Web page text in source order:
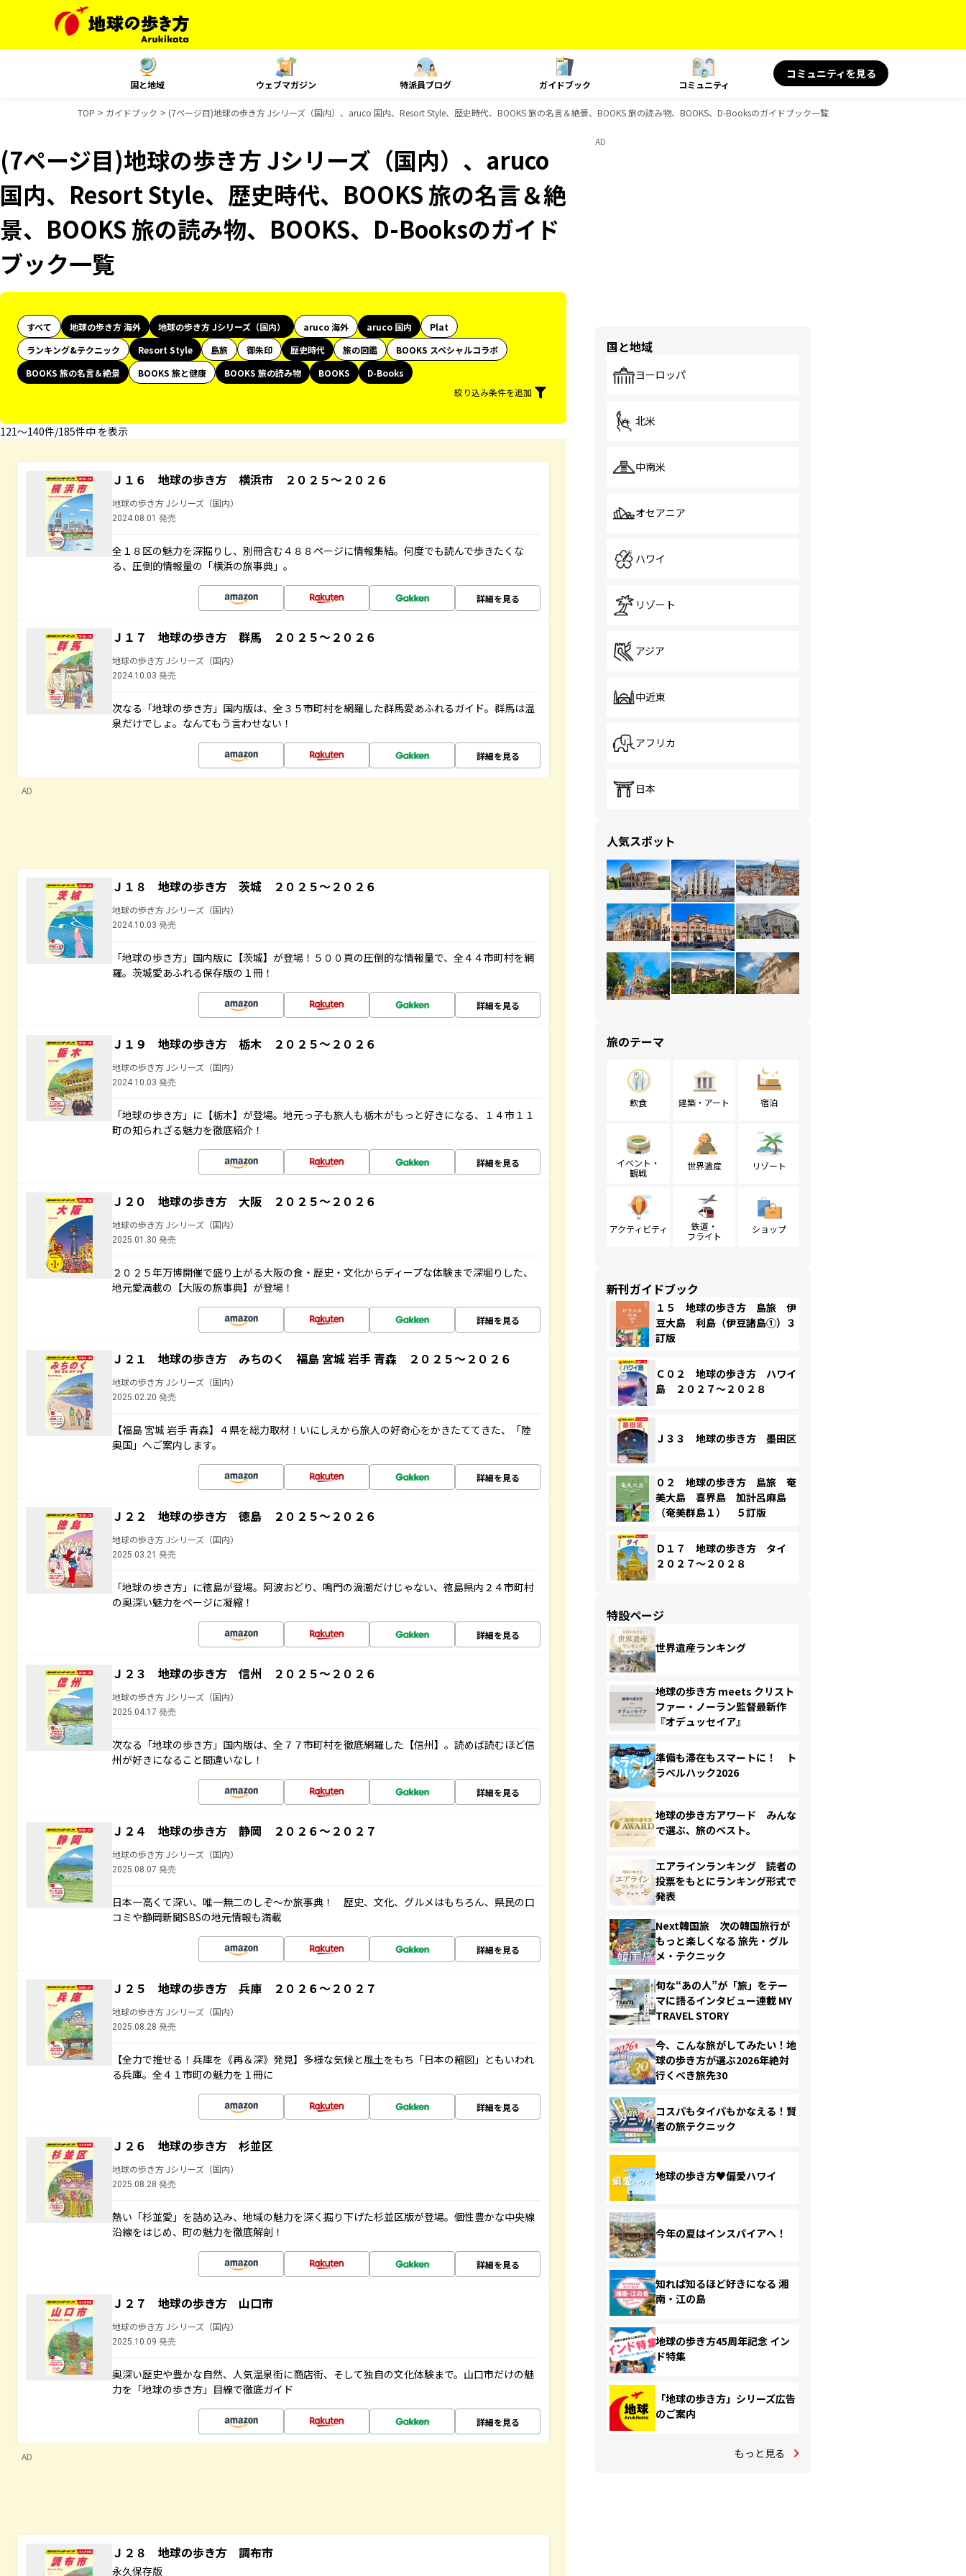
国と地域 ウェブマガジン 特派員ブログ ガイドブック コミュニティ
コミュニティを見る
TOP ガイドブック (7ページ目)地球の歩き方 Jシリーズ（国内）、aruco 国内、Resort Style、歴史時代、BOOKS 旅の名言＆絶景、BOOKS 旅の読み物、BOOKS、D-Booksのガイドブック一覧
(7ページ目)地球の歩き方 Jシリーズ（国内）、aruco
国内、Resort Style、歴史時代、BOOKS 旅の名言＆絶
景、BOOKS 旅の読み物、BOOKS、D-Booksのガイド
ブック一覧
すべて 地球の歩き方 海外 地球の歩き方 Jシリーズ（国内） aruco 海外 aruco 国内
Plat
ランキング&テクニック
Resort Style 島旅 御朱印 歴史時代 旅の図鑑
BOOKS スペシャルコラボ
BOOKS 旅の名言＆絶景
BOOKS 旅と健康 BOOKS 旅の読み物 BOOKS
D-Books
絞り込み条件を追加
121〜140件/185件中 を表示
Ｊ１６ 地球の歩き方 横浜市 ２０２５～２０２６
地球の歩き方 Jシリーズ（国内）
2024.08.01 発売
全１８区の魅力を深掘りし、別冊含む４８８ページに情報集結。何度でも読んで歩きたくな
る、圧倒的情報量の「横浜の旅事典」。
詳細を見る
Ｊ１７ 地球の歩き方 群馬 ２０２５～２０２６
地球の歩き方 Jシリーズ（国内）
2024.10.03 発売
次なる「地球の歩き方」国内版は、全３５市町村を網羅した群馬愛あふれるガイド。群馬は温
泉だけでしょ。なんてもう言わせない！
詳細を見る
AD
Ｊ１８ 地球の歩き方 茨城 ２０２５～２０２６
地球の歩き方 Jシリーズ（国内）
2024.10.03 発売
「地球の歩き方」国内版に【茨城】が登場！５００頁の圧倒的な情報量で、全４４市町村を網
羅。茨城愛あふれる保存版の１冊！
詳細を見る
Ｊ１９ 地球の歩き方 栃木 ２０２５～２０２６
地球の歩き方 Jシリーズ（国内）
2024.10.03 発売
「地球の歩き方」に【栃木】が登場。地元っ子も旅人も栃木がもっと好きになる、１４市１１
町の知られざる魅力を徹底紹介！
詳細を見る
Ｊ２０ 地球の歩き方 大阪 ２０２５～２０２６
地球の歩き方 Jシリーズ（国内）
2025.01.30 発売
２０２５年万博開催で盛り上がる大阪の食・歴史・文化からディープな体験まで深堀りした、
地元愛満載の【大阪の旅事典】が登場！
詳細を見る
Ｊ２１ 地球の歩き方 みちのく 福島 宮城 岩手 青森 ２０２５～２０２６
地球の歩き方 Jシリーズ（国内）
2025.02.20 発売
【福島 宮城 岩手 青森】４県を総力取材！いにしえから旅人の好奇心をかきたててきた、「陸
奥国」へご案内します。
詳細を見る
Ｊ２２ 地球の歩き方 徳島 ２０２５～２０２６
地球の歩き方 Jシリーズ（国内）
2025.03.21 発売
「地球の歩き方」に徳島が登場。阿波おどり、鳴門の渦潮だけじゃない、徳島県内２４市町村
の奥深い魅力をページに凝縮！
詳細を見る
Ｊ２３ 地球の歩き方 信州 ２０２５～２０２６
地球の歩き方 Jシリーズ（国内）
2025.04.17 発売
次なる「地球の歩き方」国内版は、全７７市町村を徹底網羅した【信州】。読めば読むほど信
州が好きになること間違いなし！
詳細を見る
Ｊ２４ 地球の歩き方 静岡 ２０２６～２０２７
地球の歩き方 Jシリーズ（国内）
2025.08.07 発売
日本一高くて深い、唯一無二のしぞ～か旅事典！ 歴史、文化、グルメはもちろん、県民の口
コミや静岡新聞SBSの地元情報も満載
詳細を見る
Ｊ２５ 地球の歩き方 兵庫 ２０２６～２０２７
地球の歩き方 Jシリーズ（国内）
2025.08.28 発売
【全力で推せる！兵庫を《再＆深》発見】多様な気候と風土をもち「日本の縮図」ともいわれ
る兵庫。全４１市町の魅力を１冊に
詳細を見る
Ｊ２６ 地球の歩き方 杉並区
地球の歩き方 Jシリーズ（国内）
2025.08.28 発売
熱い「杉並愛」を詰め込み、地域の魅力を深く掘り下げた杉並区版が登場。個性豊かな中央線
沿線をはじめ、町の魅力を徹底解剖！
詳細を見る
Ｊ２７ 地球の歩き方 山口市
地球の歩き方 Jシリーズ（国内）
2025.10.09 発売
奥深い歴史や豊かな自然、人気温泉街に商店街、そして独自の文化体験まで。山口市だけの魅
力を「地球の歩き方」目線で徹底ガイド
詳細を見る
AD
Ｊ２８ 地球の歩き方 調布市
永久保存版
AD
国と地域
ヨーロッパ
北米
中南米
オセアニア
ハワイ
リゾート
アジア
中近東
アフリカ
日本
人気スポット
旅のテーマ
飲食 建築・アート 宿泊
イベント・
観戦
世界遺産 リゾート
アクティビティ
鉄道・
フライト
ショップ
新刊ガイドブック
１５ 地球の歩き方 島旅 伊
豆大島 利島（伊豆諸島①）３
訂版
Ｃ０２ 地球の歩き方 ハワイ
島 ２０２７～２０２８
Ｊ３３ 地球の歩き方 墨田区
０２ 地球の歩き方 島旅 奄
美大島 喜界島 加計呂麻島
（奄美群島１） ５訂版
Ｄ１７ 地球の歩き方 タイ
２０２７～２０２８
特設ページ
世界遺産ランキング
地球の歩き方 meets クリスト
ファー・ノーラン監督最新作
『オデュッセイア』
準備も滞在もスマートに！ ト
ラベルハック2026
地球の歩き方アワード みんな
で選ぶ、旅のベスト。
エアラインランキング 読者の
投票をもとにランキング形式で
発表
Next韓国旅 次の韓国旅行が
もっと楽しくなる 旅先・グル
メ・テクニック
旬な“あの人”が「旅」をテー
マに語るインタビュー連載 MY
TRAVEL STORY
今、こんな旅がしてみたい！地
球の歩き方が選ぶ2026年絶対
行くべき旅先30
コスパもタイパもかなえる！賢
者の旅テクニック
地球の歩き方♥偏愛ハワイ
今年の夏はインスパイアへ！
知れば知るほど好きになる 湘
南・江の島
地球の歩き方45周年記念 イン
ド特集
「地球の歩き方」シリーズ広告
のご案内
もっと見る